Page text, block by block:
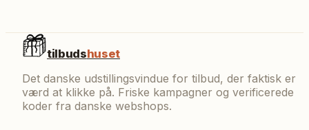
tilbudshuset
Det danske udstillingsvindue for tilbud, der faktisk er
værd at klikke på. Friske kampagner og verificerede
koder fra danske webshops.